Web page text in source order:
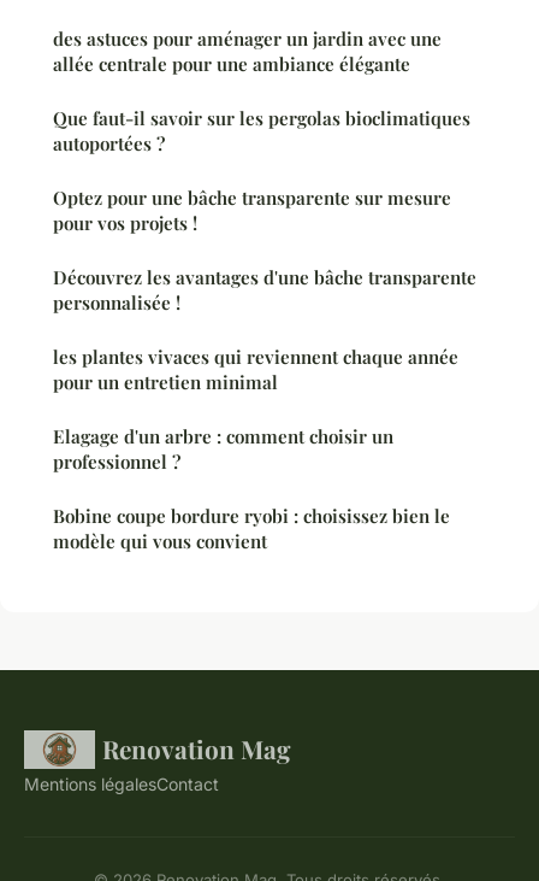
des astuces pour aménager un jardin avec une
allée centrale pour une ambiance élégante
Que faut-il savoir sur les pergolas bioclimatiques
autoportées ?
Optez pour une bâche transparente sur mesure
pour vos projets !
Découvrez les avantages d'une bâche transparente
personnalisée !
les plantes vivaces qui reviennent chaque année
pour un entretien minimal
Elagage d'un arbre : comment choisir un
professionnel ?
Bobine coupe bordure ryobi : choisissez bien le
modèle qui vous convient
Renovation Mag
Mentions légalesContact